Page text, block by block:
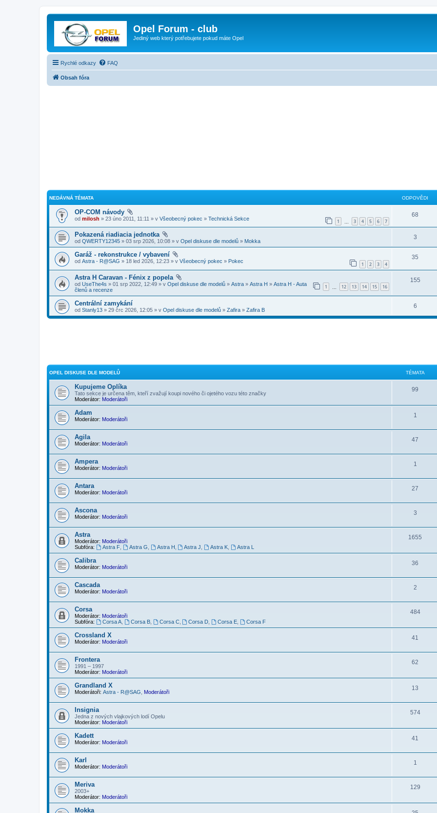
Opel Forum - club
Jediný web který potřebujete pokud máte Opel
Rychlé odkazy FAQ
Obsah fóra
NEDÁVNÁ TÉMATA ODPOVĚDI
OP-COM návody
1 3 4 5 6 7
od milosh » 23 úno 2011, 11:11 » v Všeobecný pokec » Technická Sekce
68
Pokazená riadiacia jednotka
od QWERTY12345 » 03 srp 2026, 10:08 » v Opel diskuse dle modelů » Mokka
3
Garáž - rekonstrukce / vybavení
1 2 3 4
od Astra - R@SAG » 18 led 2026, 12:23 » v Všeobecný pokec » Pokec
35
Astra H Caravan - Fénix z popela
1 12 13 14 15 16
od UseThe4s » 01 srp 2022, 12:49 » v Opel diskuse dle modelů » Astra » Astra H » Astra H - Auta
členů a recenze
155
Centrální zamykání
od Stanly13 » 29 črc 2026, 12:05 » v Opel diskuse dle modelů » Zafira » Zafira B
6
OPEL DISKUSE DLE MODELŮ TÉMATA
Kupujeme Oplíka
Tato sekce je určena těm, kteří zvažují koupi nového či ojetého vozu této značky
Moderátor: Moderátoři
99
Adam
Moderátor: Moderátoři
1
Agila
Moderátor: Moderátoři
47
Ampera
Moderátor: Moderátoři
1
Antara
Moderátor: Moderátoři
27
Ascona
Moderátor: Moderátoři
3
Astra
Moderátor: Moderátoři
Subfóra:
Astra F, Astra G Astra H Astra J Astra K Astra L
1655
Calibra
Moderátor: Moderátoři
36
Cascada
Moderátor: Moderátoři
2
Corsa
Moderátor: Moderátoři
Subfóra:
Corsa A, Corsa B, Corsa C, Corsa D Corsa E Corsa F
484
Crossland X
Moderátor: Moderátoři
41
Frontera
1991 – 1997
Moderátor: Moderátoři
62
Grandland X
Moderátoři: Astra - R@SAG Moderátoři
13
Insignia
Jedna z nových vlajkových lodí Opelu
Moderátor: Moderátoři
574
Kadett
Moderátor: Moderátoři
41
Karl
Moderátor: Moderátoři
1
Meriva
2003+
Moderátor: Moderátoři
129
Mokka